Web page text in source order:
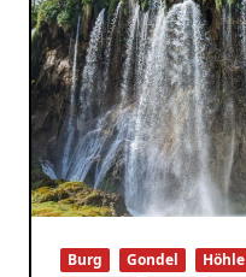
Burg Gondel Höhle